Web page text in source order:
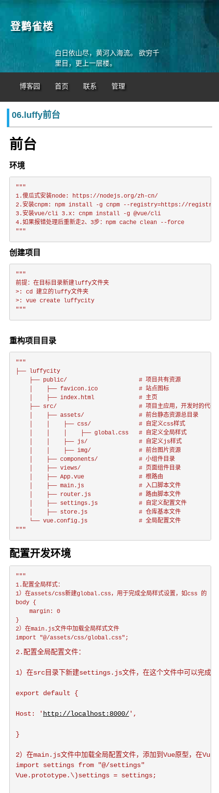
登鹳雀楼
白日依山尽，黄河入海流。 欲穷千
里目，更上一层楼。
博客园 首页 联系 管理
06.luffy前台
前台
环境
"""
1.傻瓜式安装node: https://nodejs.org/zh-cn/
2.安装cnpm: npm install -g cnpm --registry=https://
3.安装vue/cli 3.x: cnpm install -g @vue/cli
4.如果报错处理后重新走2、3步：npm cache clean --force
"""
创建项目
"""
前提：在目标目录新建luffy文件夹
>: cd 建立的luffy文件夹
>: vue create luffycity
"""
重构项目目录
"""
├── luffycity
    ├── src/      					# 项目主应用，开发时的代码保存
    │    ├── assets/      			# 前台静态资源总目录
    │    │    ├── css/				# 自定义css样式
    │    │    │    ├── global.css	# 自定义全局样式
    │    │    ├── js/				# 自定义js样式
    │    │    ├── img/				# 前台图片资源
    │    ├── components/    		# 小组件目录
    │    ├── views/  				# 页面组件目录
    │    ├── App.vue	    		# 根路由
    │    ├── main.js	    		# 入口脚本文件
    │    ├── router.js	    		# 路由脚本文件
    │    ├── settings.js			# 自定义配置文件
    │    ├── store.js	    		# 仓库基本文件
    └── vue.config.js	    		# 全局配置文件
"""
配置开发环境
"""
1.配置全局样式：
1）在assets/css新建global.css，用于完成全局样式设置，如css 的
body {
}
2）在main.js文件中加载全局样式文件
2.配置全局配置文件：
1）在src目录下新建settings.js文件，在这个文件中可以完成配
export default {
Host: ' http://localhost:8000/',
}
2）在main.js文件中加载全局配置文件，添加到Vue原型，在
import settings from "@/settings"
Vue.prototype.\)settings = settings;